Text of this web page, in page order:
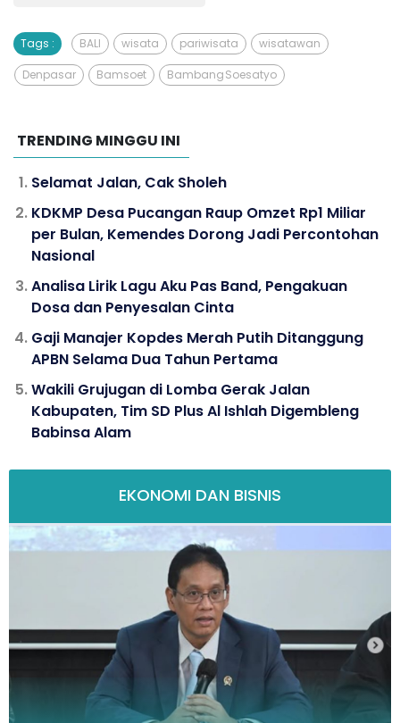
Tags : BALI wisata pariwisata wisatawan
Denpasar Bamsoet Bambang Soesatyo
TRENDING MINGGU INI
Selamat Jalan, Cak Sholeh
KDKMP Desa Pucangan Raup Omzet Rp1 Miliar
per Bulan, Kemendes Dorong Jadi Percontohan
Nasional
Analisa Lirik Lagu Aku Pas Band, Pengakuan
Dosa dan Penyesalan Cinta
Gaji Manajer Kopdes Merah Putih Ditanggung
APBN Selama Dua Tahun Pertama
Wakili Grujugan di Lomba Gerak Jalan
Kabupaten, Tim SD Plus Al Ishlah Digembleng
Babinsa Alam
EKONOMI DAN BISNIS